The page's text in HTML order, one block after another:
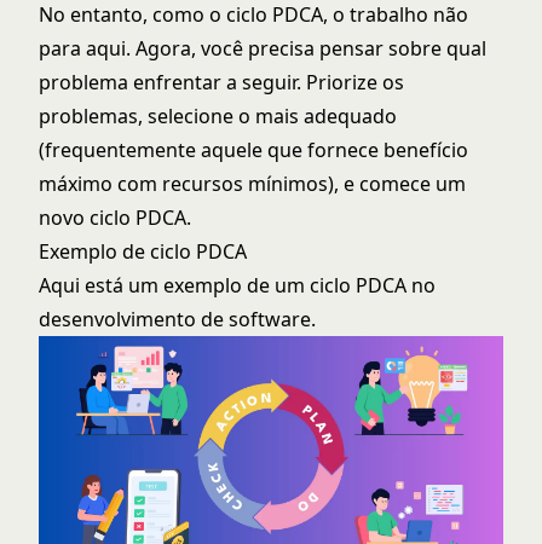
No entanto, como o ciclo PDCA, o trabalho não
para aqui. Agora, você precisa pensar sobre qual
problema enfrentar a seguir. Priorize os
problemas, selecione o mais adequado
(frequentemente aquele que fornece benefício
máximo com recursos mínimos), e comece um
novo ciclo PDCA.
Exemplo de ciclo PDCA
Aqui está um exemplo de um ciclo PDCA no
desenvolvimento de software.